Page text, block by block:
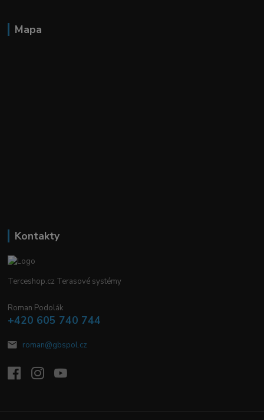
Mapa
Kontakty
Terceshop.cz Terasové systémy
Roman Podolák
+420 605 740 744
roman@gbspol.cz